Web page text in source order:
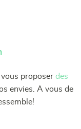
proposer des
envies. A vous de